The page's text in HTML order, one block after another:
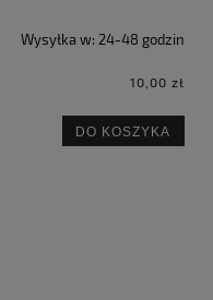
Wysyłka w: 24-48 godzin
10,00 zł
DO KOSZYKA